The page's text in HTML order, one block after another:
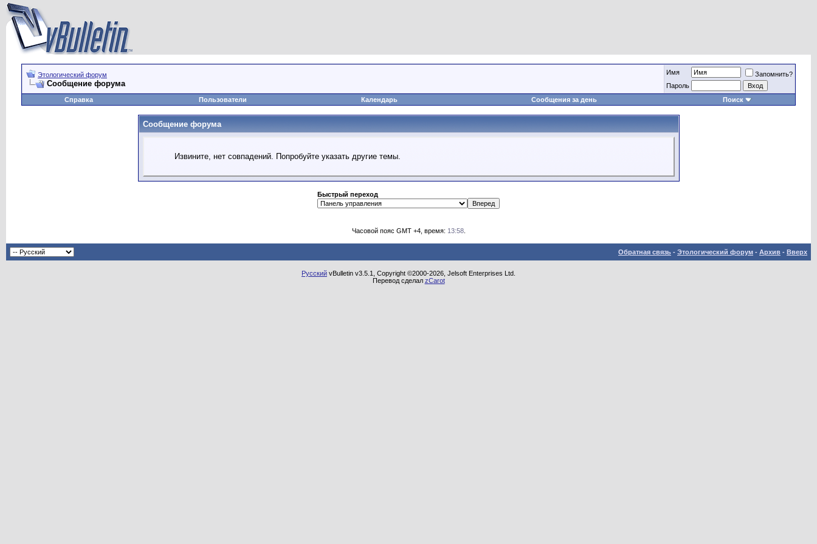
Этологический форум
Сообщение форума
Имя
Запомнить?
Пароль
Справка
Пользователи Календарь Сообщения за день Поиск
Сообщение форума
Извините, нет совпадений. Попробуйте указать другие темы.
Быстрый переход
Часовой пояс GMT +4, время: 13:58.
Обратная связь - Этологический форум - Архив - Вверх
Русский vBulletin v3.5.1, Copyright ©2000-2026, Jelsoft Enterprises Ltd.
Перевод сделал zCarot